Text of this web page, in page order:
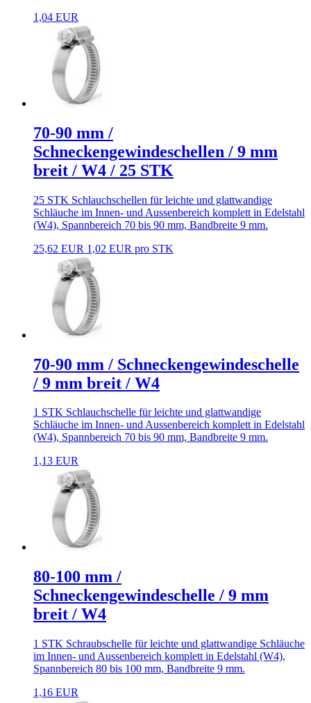
1,04 EUR
70-90 mm /
Schneckengewindeschellen / 9 mm
breit / W4 / 25 STK
25 STK Schlauchschellen für leichte und glattwandige
Schläuche im Innen- und Aussenbereich komplett in Edelstahl
(W4), Spannbereich 70 bis 90 mm, Bandbreite 9 mm.
25,62 EUR 1,02 EUR pro STK
70-90 mm / Schneckengewindeschelle
/ 9 mm breit / W4
1 STK Schlauchschelle für leichte und glattwandige
Schläuche im Innen- und Aussenbereich komplett in Edelstahl
(W4), Spannbereich 70 bis 90 mm, Bandbreite 9 mm.
1,13 EUR
80-100 mm /
Schneckengewindeschelle / 9 mm
breit / W4
1 STK Schraubschelle für leichte und glattwandige Schläuche
im Innen- und Aussenbereich komplett in Edelstahl (W4),
Spannbereich 80 bis 100 mm, Bandbreite 9 mm.
1,16 EUR